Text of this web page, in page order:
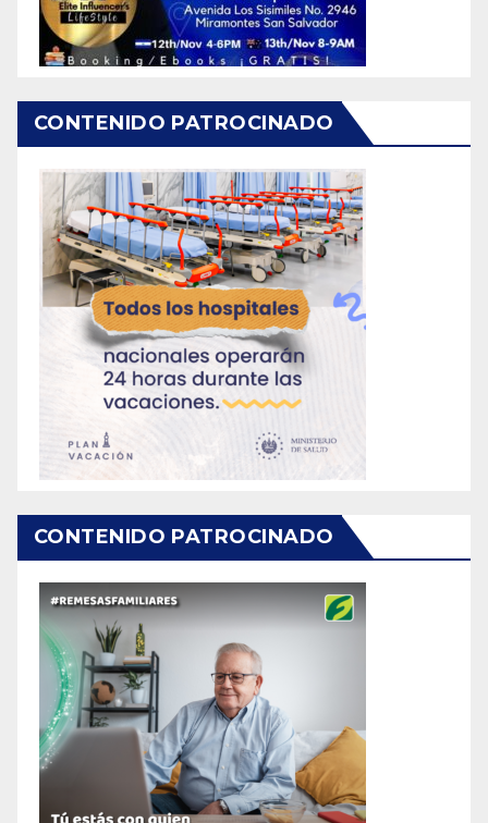
CONTENIDO PATROCINADO
CONTENIDO PATROCINADO